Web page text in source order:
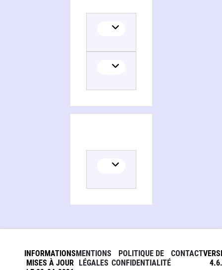
INFORMATIONS
MISES À JOUR
MENTIONS
LÉGALES
POLITIQUE DE
CONFIDENTIALITÉ
CONTACT